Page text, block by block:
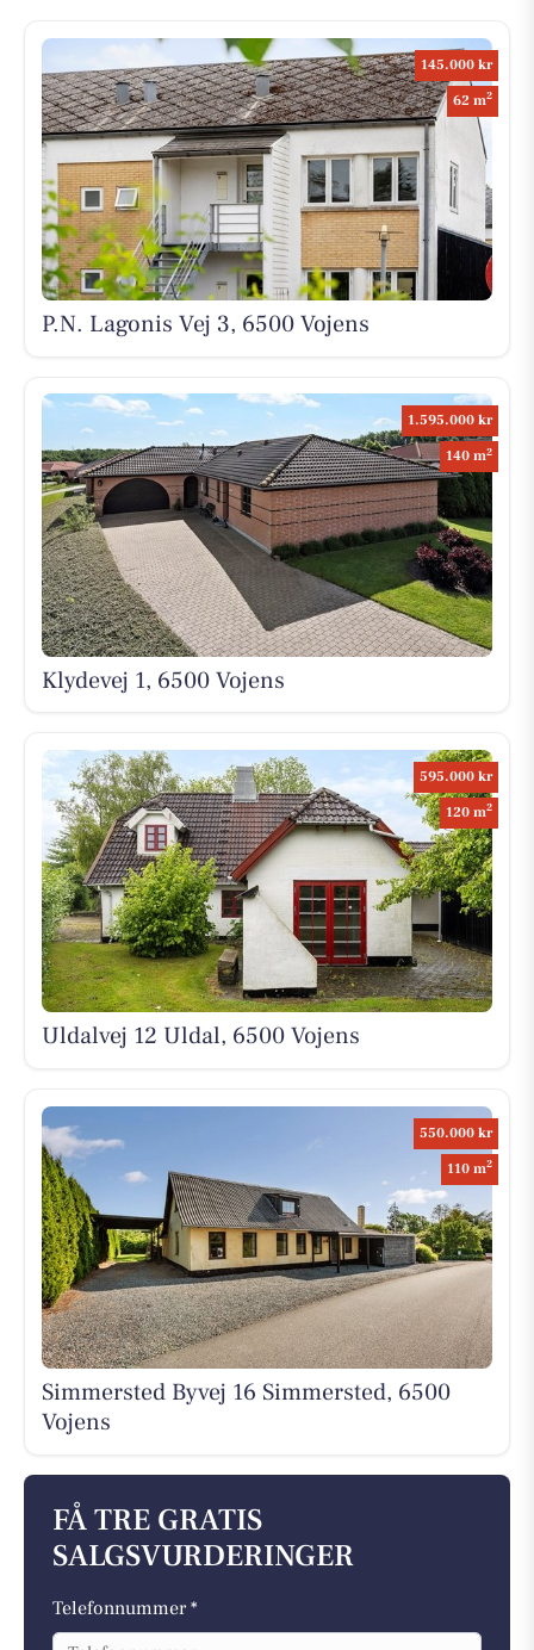
145.000 kr
62 m2
P.N. Lagonis Vej 3, 6500 Vojens
1.595.000 kr
140 m2
Klydevej 1, 6500 Vojens
595.000 kr
120 m2
Uldalvej 12 Uldal, 6500 Vojens
550.000 kr
110 m2
Simmersted Byvej 16 Simmersted, 6500
Vojens
FÅ TRE GRATIS
SALGSVURDERINGER
Telefonnummer *